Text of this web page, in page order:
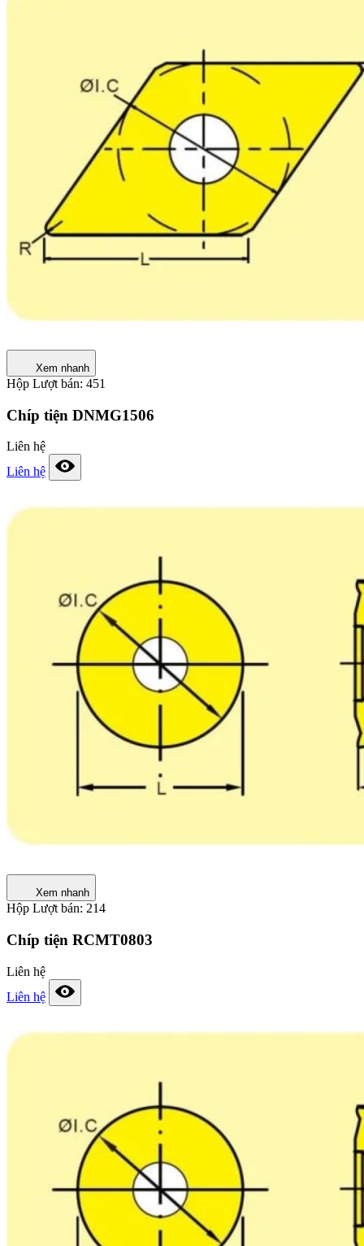
Xem nhanh
Hộp Lượt bán: 451
Chíp tiện DNMG1506
Liên hệ
Liên hệ
Xem nhanh
Hộp Lượt bán: 214
Chíp tiện RCMT0803
Liên hệ
Liên hệ